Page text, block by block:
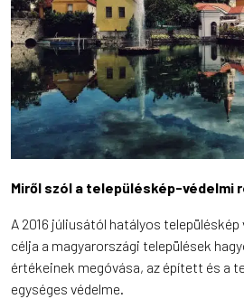
Miről szól a településkép-védelmi
A 2016 júliusától hatályos
célja a magyarországi települések
értékeinek megóvása, az épített és a
egységes védelme.